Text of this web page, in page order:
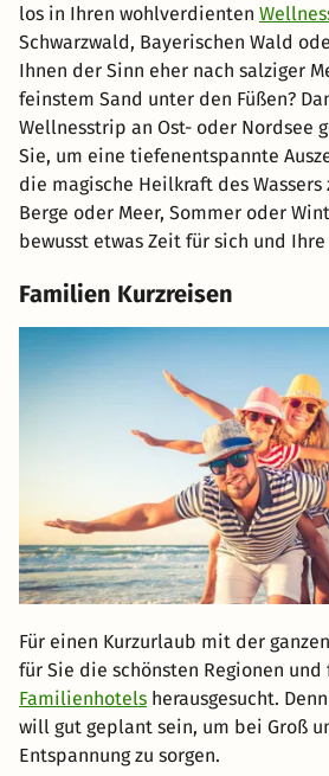
los in Ihren wohlverdienten
Schwarzwald, Bayerischen Wald
Ihnen der Sinn eher nach salziger
feinstem Sand unter den Füßen?
Wellnesstrip an Ost- oder Nordsee
Sie, um eine tiefenentspannte
die magische Heilkraft des Wassers
Berge oder Meer, Sommer oder
bewusst etwas Zeit für sich und
Familien Kurzreisen
Für einen Kurzurlaub mit der
für Sie die schönsten Regionen
Familienhotels herausgesucht.
will gut geplant sein, um bei Groß
Entspannung zu sorgen.